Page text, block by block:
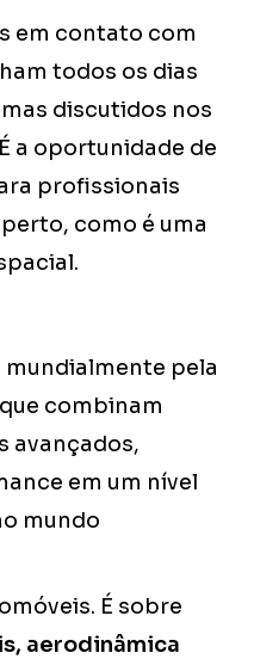
em contato com
todos os dias
discutidos nos
a oportunidade de
profissionais
como é uma
mundialmente pela
combinam
avançados,
em um nível
mundo
É sobre
aerodinâmica